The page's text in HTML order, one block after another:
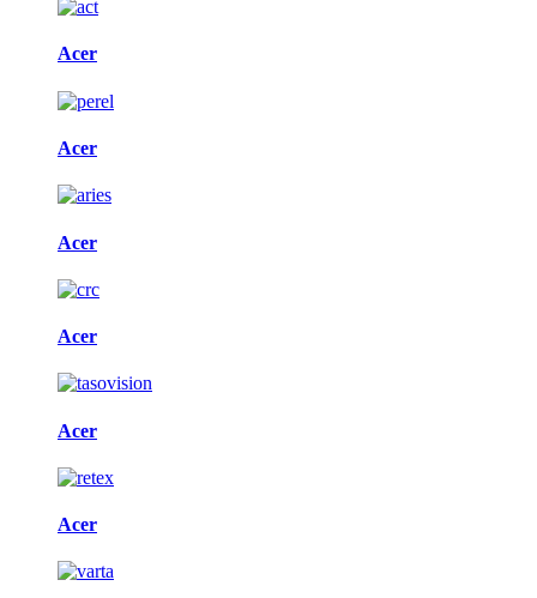
Acer
Acer
Acer
Acer
Acer
Acer